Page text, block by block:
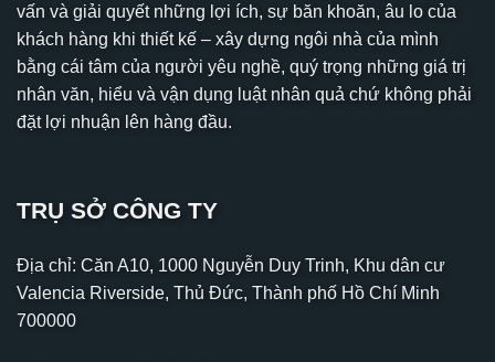
vấn và giải quyết những lợi ích, sự băn khoăn, âu lo của
khách hàng khi thiết kế – xây dựng ngôi nhà của mình
bằng cái tâm của người yêu nghề, quý trọng những giá trị
nhân văn, hiểu và vận dụng luật nhân quả chứ không phải
đặt lợi nhuận lên hàng đầu.
TRỤ SỞ CÔNG TY
Địa chỉ: Căn A10, 1000 Nguyễn Duy Trinh, Khu dân cư
Valencia Riverside, Thủ Đức, Thành phố Hồ Chí Minh
700000